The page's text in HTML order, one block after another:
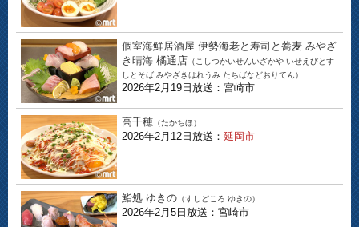
個室海鮮居酒屋 伊勢海老と寿司と蕎麦 みやざ
き晴海 橘通店 （こしつかいせんいざかや いせえびとす
しとそば みやざきはれうみ たちばなどおりてん）
2026年2月19日放送：宮崎市
高千穂 （たかちほ）
2026年2月12日放送： 延岡市
鮨処 ゆきの （すしどころ ゆきの）
2026年2月5日放送：宮崎市